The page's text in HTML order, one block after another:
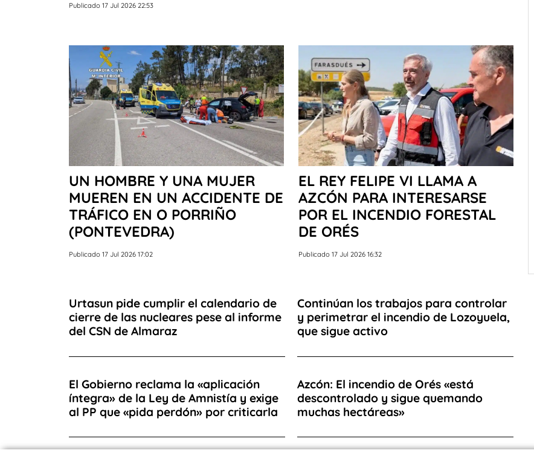
Publicado 17 Jul 2026 22:53
UN HOMBRE Y UNA MUJER
MUEREN EN UN ACCIDENTE DE
TRÁFICO EN O PORRIÑO
(PONTEVEDRA)
Publicado 17 Jul 2026 17:02
EL REY FELIPE VI LLAMA A
AZCÓN PARA INTERESARSE
POR EL INCENDIO FORESTAL
DE ORÉS
Publicado 17 Jul 2026 16:32
Urtasun pide cumplir el calendario de
cierre de las nucleares pese al informe
del CSN de Almaraz
Continúan los trabajos para controlar
y perimetrar el incendio de Lozoyuela,
que sigue activo
El Gobierno reclama la «aplicación
íntegra» de la Ley de Amnistía y exige
al PP que «pida perdón» por criticarla
Azcón: El incendio de Orés «está
descontrolado y sigue quemando
muchas hectáreas»